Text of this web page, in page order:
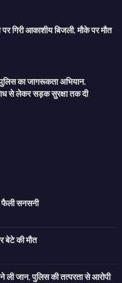
गिरी आकाशीय बिजली, मौके पर मौत
का जागरूकता अभियान,
से लेकर सड़क सुरक्षा तक दी
फैली सनसनी
बेटे की मौत
ली जान, पुलिस की तत्परता से आरोपी